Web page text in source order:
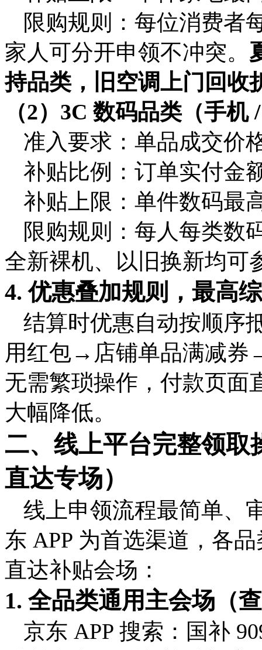
限购规则：每位消费者
家人可分开申领不冲突。
持品类，旧空调上门回收
（2）3C 数码品类（手
准入要求：单品成交价
补贴比例：订单实付金
补贴上限：单件数码最
限购规则：每人每类数
全新裸机、以旧换新均可
4. 优惠叠加规则，最高
结算时优惠自动按顺序
用红包→店铺单品满减
无需繁琐操作，付款页面
大幅降低。
二、线上平台完整领取
直达专场）
线上申领流程最简单、
东 APP 为首选渠道，各
直达补贴会场：
1. 全品类通用主会场（
京东 APP 搜索： 国补